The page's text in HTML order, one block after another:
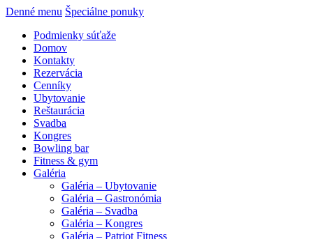
Denné menu Špeciálne ponuky
Podmienky súťaže
Domov
Kontakty
Rezervácia
Cenníky
Ubytovanie
Reštaurácia
Svadba
Kongres
Bowling bar
Fitness & gym
Galéria
Galéria – Ubytovanie
Galéria – Gastronómia
Galéria – Svadba
Galéria – Kongres
Galéria – Patriot Fitness